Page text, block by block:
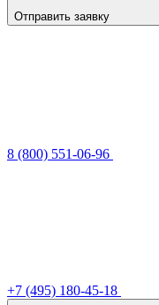
Отправить заявку
8 (800) 551-06-96
+7 (495) 180-45-18